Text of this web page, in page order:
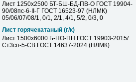
Лист 1250х2500 БТ-БШ-БД-ПВ-О ГОСТ 19904-
90/08пс-6-II-Г ГОСТ 16523-97 (НЛМК)
05/06/07/08/1, 0/1, 2/1, 4/1, 5/2, 0/3, 0
Лист горячекатаный (г/к)
Лист 1500х6000 Б-НО-ПН ГОСТ 19903-2015/
Ст3сп-5-СВ ГОСТ 14637-2024 (НЛМК)